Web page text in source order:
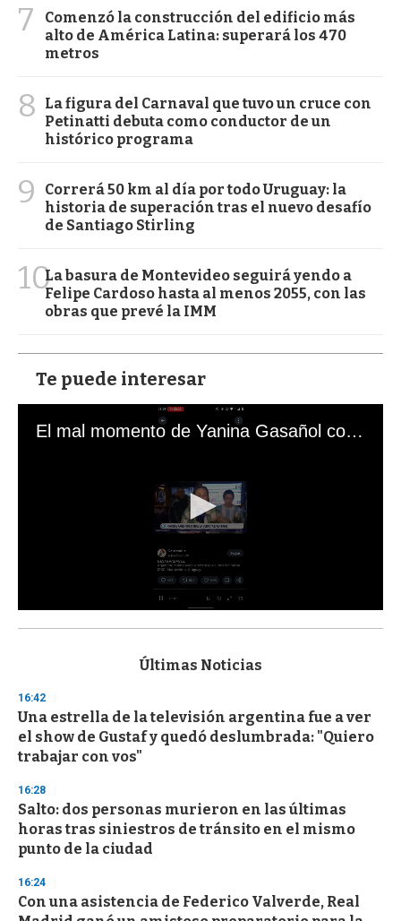
7
Comenzó la construcción del edificio más
alto de América Latina: superará los 470
metros
8
La figura del Carnaval que tuvo un cruce con
Petinatti debuta como conductor de un
histórico programa
9
Correrá 50 km al día por todo Uruguay: la
historia de superación tras el nuevo desafío
de Santiago Stirling
10La basura de Montevideo seguirá yendo a
Felipe Cardoso hasta al menos 2055, con las
obras que prevé la IMM
Te puede interesar
El mal momento de Yanina Gasañol con un hincha argentino en "Subrayado"
s
d
s
o
f
3
s
e
c
o
n
d
Últimas Noticias
16:42
Una estrella de la televisión argentina fue a ver
el show de Gustaf y quedó deslumbrada: "Quiero
trabajar con vos"
16:28
Salto: dos personas murieron en las últimas
horas tras siniestros de tránsito en el mismo
punto de la ciudad
16:24
Con una asistencia de Federico Valverde, Real